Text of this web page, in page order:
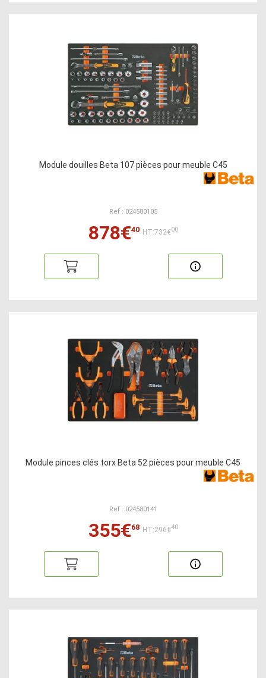
Module douilles Beta 107 pièces pour meuble C45
Ref : 024580105
878€40 HT:732€00
Module pinces clés torx Beta 52 pièces pour meuble C45
Ref : 024580141
355€68 HT:296€40